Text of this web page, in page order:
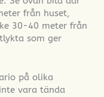
från huset,
30-40 meter från
som ger
på olika
vara tända